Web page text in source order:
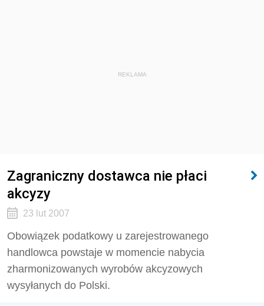
REKLAMA
Zagraniczny dostawca nie płaci
akcyzy
23 lut 2007
Obowiązek podatkowy u zarejestrowanego
handlowca powstaje w momencie nabycia
zharmonizowanych wyrobów akcyzowych
wysyłanych do Polski.